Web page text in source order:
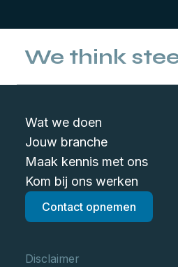
We think
Wat we doen
Jouw branche
Maak kennis met ons
Kom bij ons werken
Contact opnemen
Disclaimer